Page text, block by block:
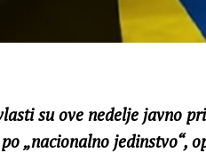
su ove nedelje javno
„nacionalno jedinstvo“,